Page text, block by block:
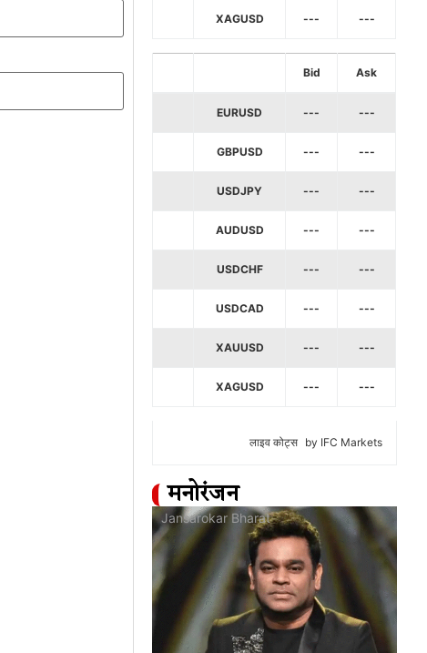
XAGUSD --- ---
Bid Ask
EURUSD --- ---
GBPUSD --- ---
USDJPY --- ---
AUDUSD --- ---
USDCHF --- ---
USDCAD --- ---
XAUUSD --- ---
XAGUSD --- ---
लाइव कोट्स by IFC Markets
मनोरंजन
Jansarokar Bharat